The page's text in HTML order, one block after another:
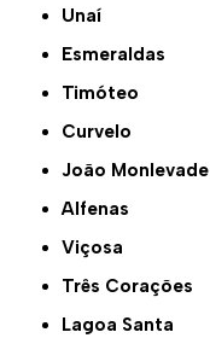
Unaí
Esmeraldas
Timóteo
Curvelo
João Monlevade
Alfenas
Viçosa
Três Corações
Lagoa Santa